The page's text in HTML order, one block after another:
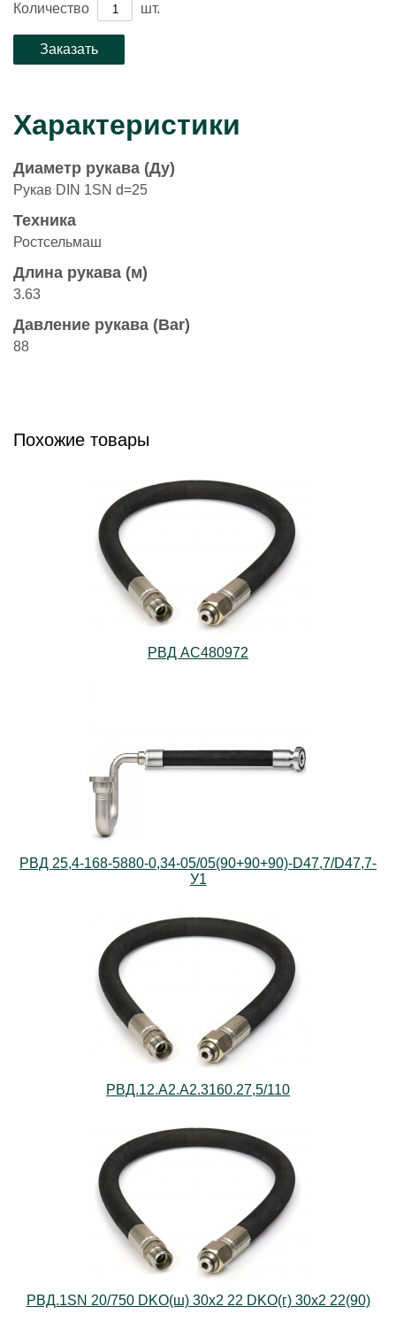
Количество шт.
Характеристики
Диаметр рукава (Ду)
Рукав DIN 1SN d=25
Техника
Ростсельмаш
Длина рукава (м)
3.63
Давление рукава (Bar)
88
Похожие товары
РВД AС480972
РВД 25,4-168-5880-0,34-05/05(90+90+90)-D47,7/D47,7-
У1
РВД.12.А2.А2.3160.27,5/110
РВД.1SN 20/750 DKO(ш) 30х2 22 DKO(г) 30х2 22(90)